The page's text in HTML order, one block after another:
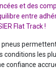
et des
entre
Flat Track !
les
confiance